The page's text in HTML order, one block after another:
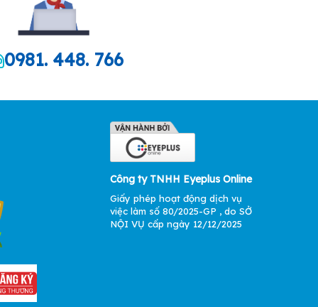
0981. 448. 766
Công ty TNHH Eyeplus Online
Giấy phép hoạt động dịch vụ
việc làm số 80/2025-GP , do SỞ
NỘI VỤ cấp ngày 12/12/2025